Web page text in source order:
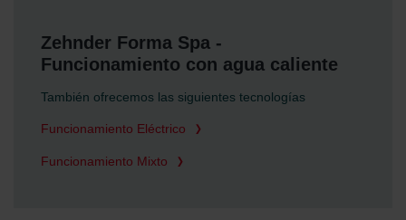
Zehnder Forma Spa -
Funcionamiento con agua caliente
También ofrecemos las siguientes tecnologías
Funcionamiento Eléctrico
Funcionamiento Mixto